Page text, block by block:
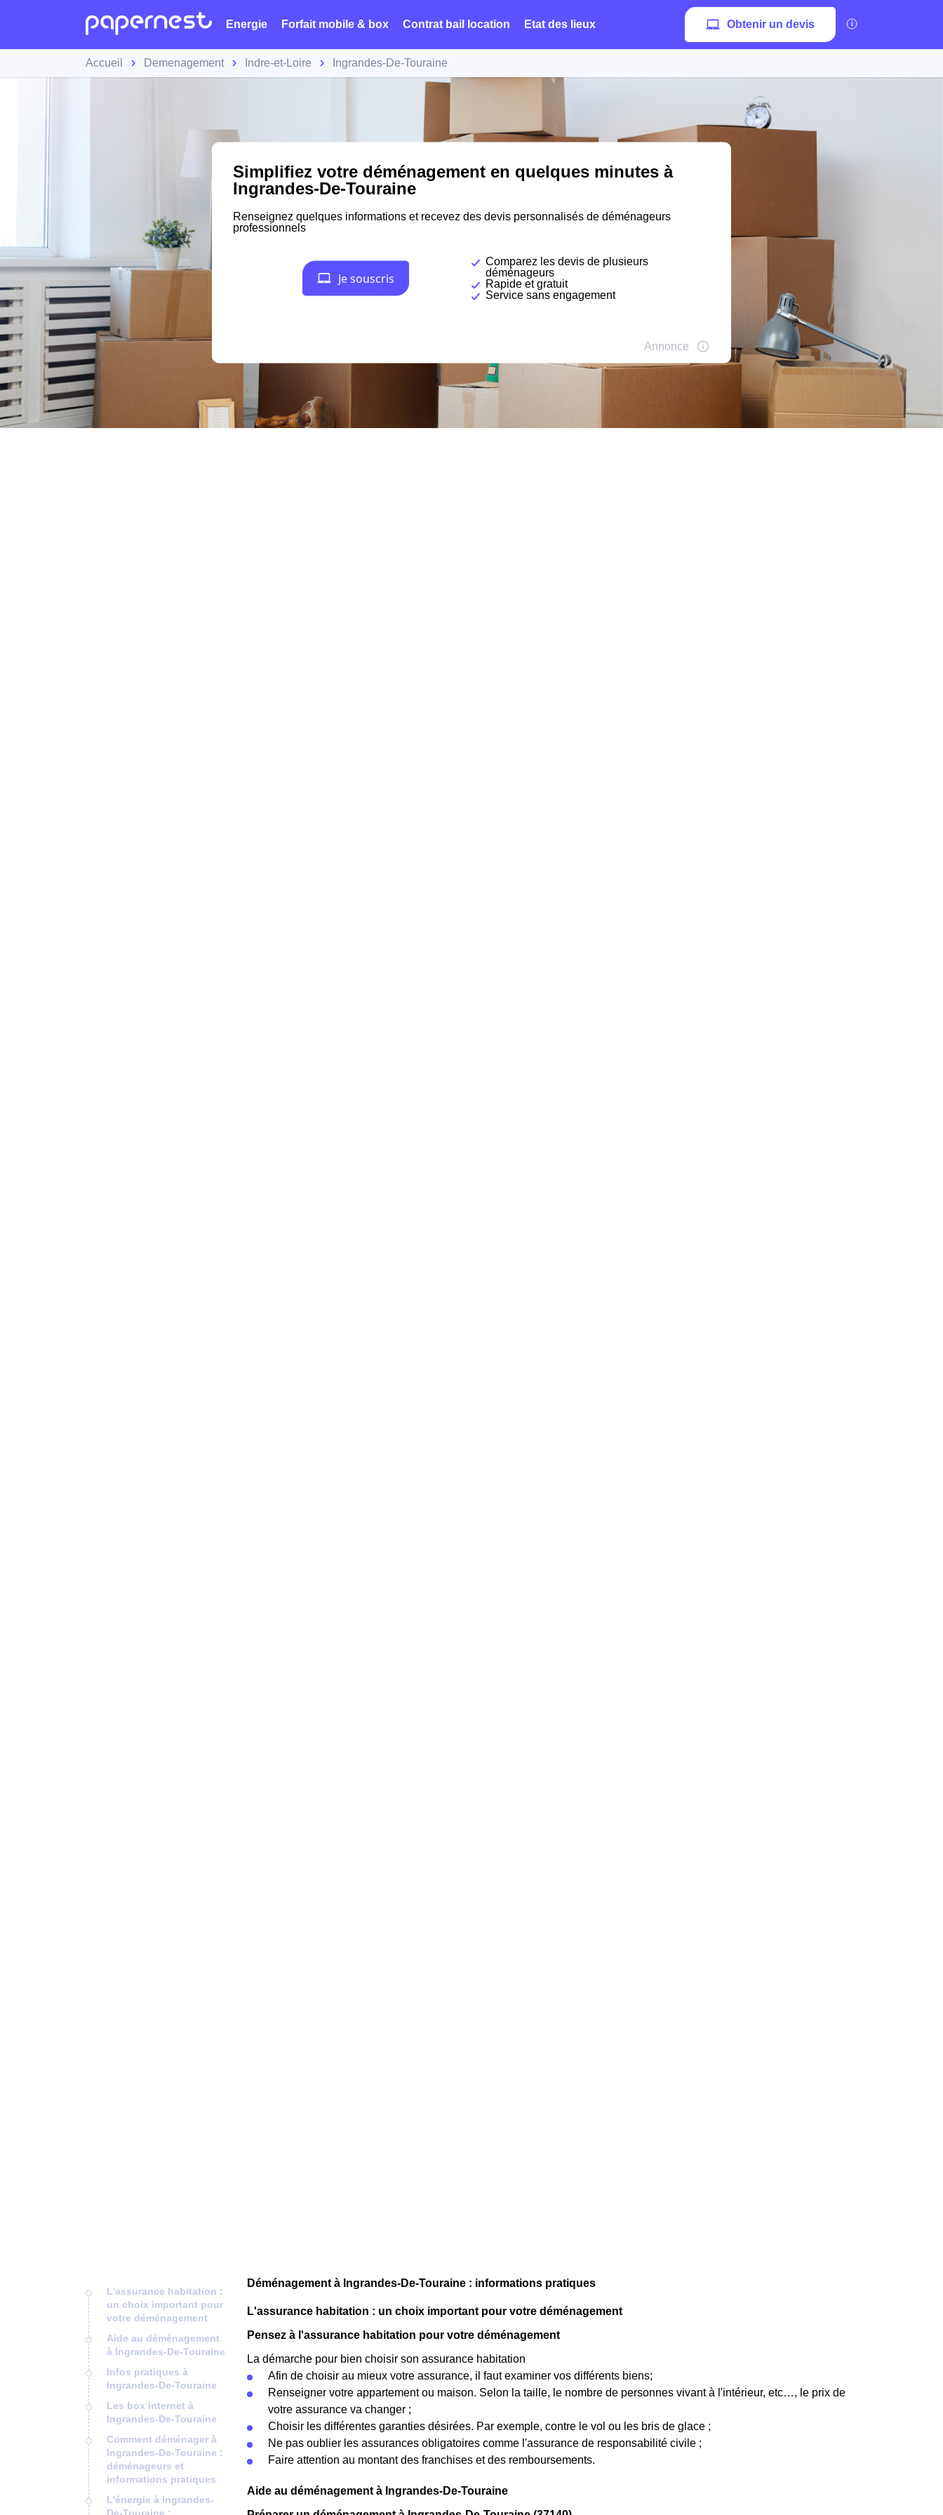
Energie Forfait mobile & box Contrat bail location Etat des lieux Obtenir un devis
Accueil Demenagement Indre-et-Loire Ingrandes-De-Touraine
L'assurance habitation :
un choix important pour
votre déménagement
Aide au déménagement
à Ingrandes-De-Touraine
Infos pratiques à
Ingrandes-De-Touraine
Les box internet à
Ingrandes-De-Touraine
Comment déménager à
Ingrandes-De-Touraine :
déménageurs et
informations pratiques
L'énergie à Ingrandes-
Déménagement à Ingrandes-De-Touraine : informations pratiques
L'assurance habitation : un choix important pour votre déménagement
Pensez à l'assurance habitation pour votre déménagement
La démarche pour bien choisir son assurance habitation
Afin de choisir au mieux votre assurance, il faut examiner vos différents biens;
Renseigner votre appartement ou maison. Selon la taille, le nombre de personnes vivant à l'intérieur, etc…, le prix de
votre assurance va changer ;
Choisir les différentes garanties désirées. Par exemple, contre le vol ou les bris de glace ;
Ne pas oublier les assurances obligatoires comme l'assurance de responsabilité civile ;
Faire attention au montant des franchises et des remboursements.
Aide au déménagement à Ingrandes-De-Touraine